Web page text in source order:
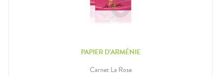
PAPIER D'ARMÉNIE
Carnet La Rose